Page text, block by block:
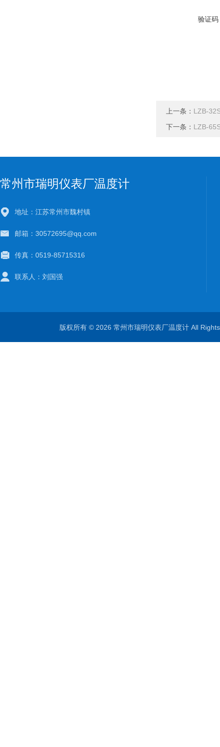
验证码
上一条： LZB-
下一条： LZB-
常州市瑞明仪表厂温度计
地址：江苏常州市魏村镇
邮箱：30572695@qq.com
传真：0519-85715316
联系人：刘国强
版权所有 © 2026 常州市瑞明仪表厂温度计 All